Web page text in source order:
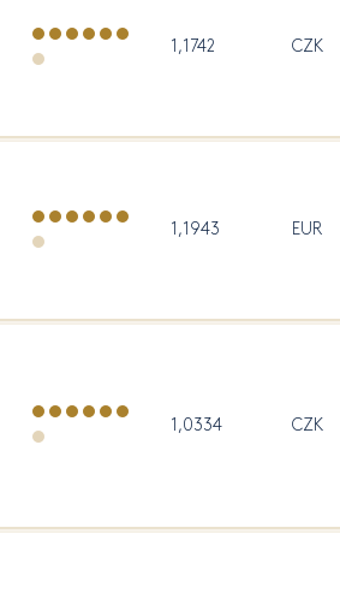
1,1742 CZK
1,1943 EUR
1,0334 CZK